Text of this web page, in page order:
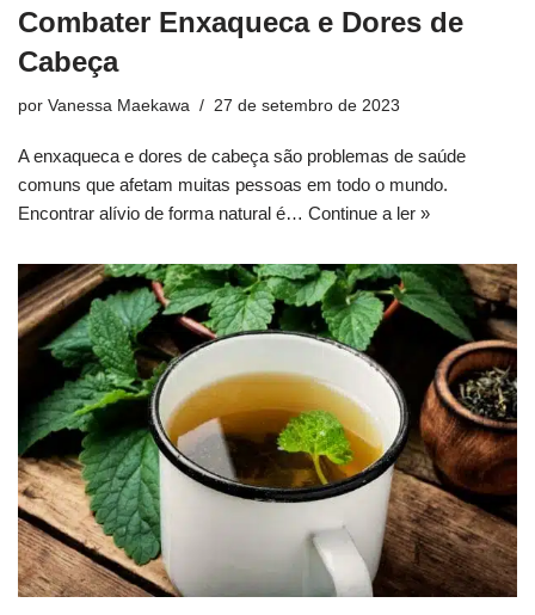
Combater Enxaqueca e Dores de
Cabeça
por Vanessa Maekawa 27 de setembro de 2023
A enxaqueca e dores de cabeça são problemas de saúde
comuns que afetam muitas pessoas em todo o mundo.
Encontrar alívio de forma natural é… Continue a ler »